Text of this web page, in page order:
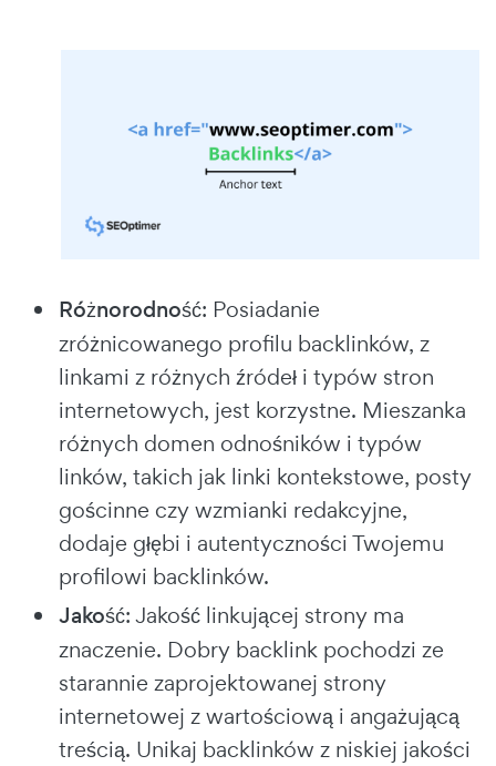
Różnorodność: Posiadanie
zróżnicowanego profilu backlinków, z
linkami z różnych źródeł i typów stron
internetowych, jest korzystne. Mieszanka
różnych domen odnośników i typów
linków, takich jak linki kontekstowe, posty
gościnne czy wzmianki redakcyjne,
dodaje głębi i autentyczności Twojemu
profilowi backlinków.
Jakość: Jakość linkującej strony ma
znaczenie. Dobry backlink pochodzi ze
starannie zaprojektowanej strony
internetowej z wartościową i angażującą
treścią. Unikaj backlinków z niskiej jakości